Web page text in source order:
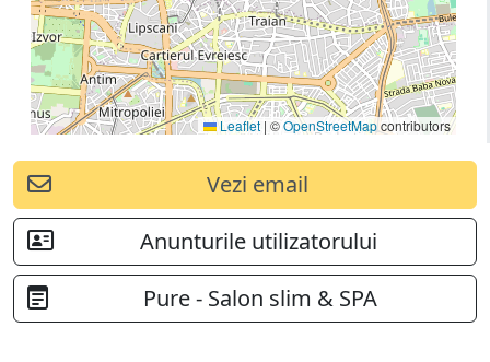
Leaflet | ©OpenStreetMapcontributors
Vezi email
Anunturile utilizatorului
Pure - Salon slim & SPA